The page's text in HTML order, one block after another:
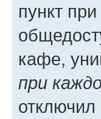
пункт
кафе,
при